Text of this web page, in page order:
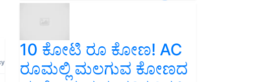
10 ಕೋಟಿ ರೂ ಕೋಣ! AC
ರೂಮಲ್ಲಿ ಮಲಗುವ ಕೋಣದ